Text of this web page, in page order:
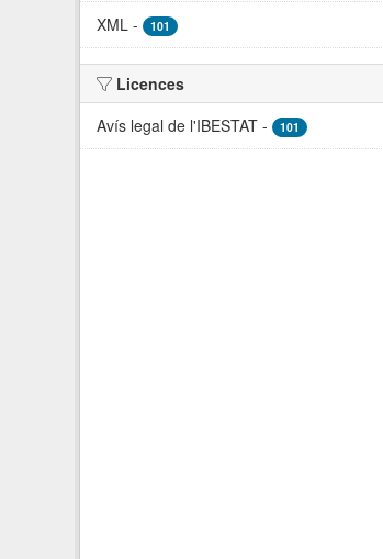
XML - 101
Licences
Avís legal de l'IBESTAT - 101